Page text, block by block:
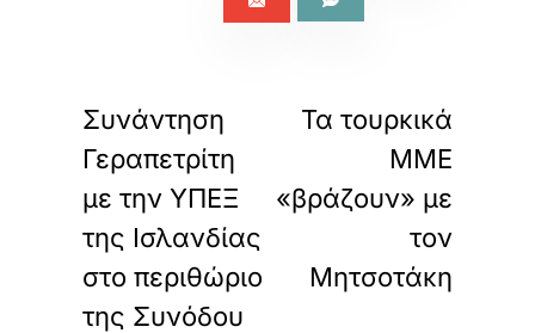
Συνάντηση
Γεραπετρίτη
με την ΥΠΕΞ
της Ισλανδίας
στο περιθώριο
της Συνόδου
Τα τουρκικά
ΜΜΕ
«βράζουν» με
τον
Μητσοτάκη